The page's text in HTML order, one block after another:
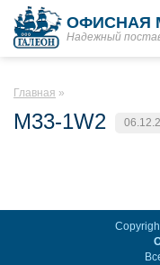
ОФИСНАЯ
Надежный
Главная
M33-1W2